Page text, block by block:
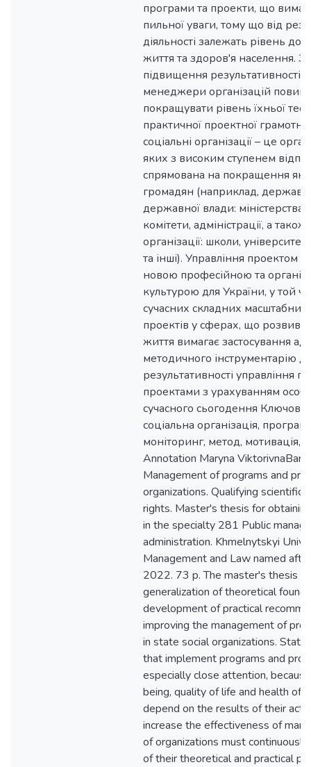
програми та проекти, що
пильної уваги, тому що від
діяльності залежать рівень
життя та здоров'я населення.
підвищення результативності
менеджери організацій
покращувати рівень їхньої
практичної проектної
соціальні організації – це
яких з високим ступенем
спрямована на покращення
громадян (наприклад, держава
державної влади:
комітети, адміністрації, а також
організації: школи,
та інші). Управління проектом
новою професійною та
культурою для України, у той
сучасних складних масштабних
проектів у сферах, що
життя вимагає застосування
методичного інструментарію
результативності управління
проектами з урахуванням
сучасного сьогодення Ключові
соціальна організація,
моніторинг, метод, мотивація,
Аnnotation Maryna
Management of programs and
organizations. Qualifying scientific
rights. Master's thesis for
in the specialty 281 Public
administration. Khmelnytskyi
Management and Law named
2022. 73 p. The master's thesis
generalization of theoretical
development of practical
improving the management of
in state social organizations. State
that implement programs and
especially close attention,
being, quality of life and health of
depend on the results of their
increase the effectiveness of
of organizations must
of their theoretical and practical